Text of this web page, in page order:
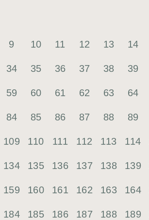
9 10 11 12 13 14
34 35 36 37 38 39
59 60 61 62 63 64
84 85 86 87 88 89
109 110 111 112 113 114
134 135 136 137 138 139
159 160 161 162 163 164
184 185 186 187 188 189